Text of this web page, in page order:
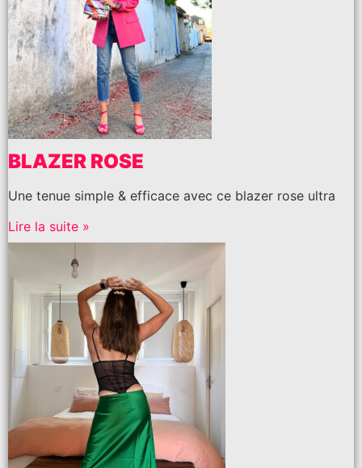
BLAZER ROSE
Une tenue simple & efficace avec ce blazer rose ultra
Lire la suite »